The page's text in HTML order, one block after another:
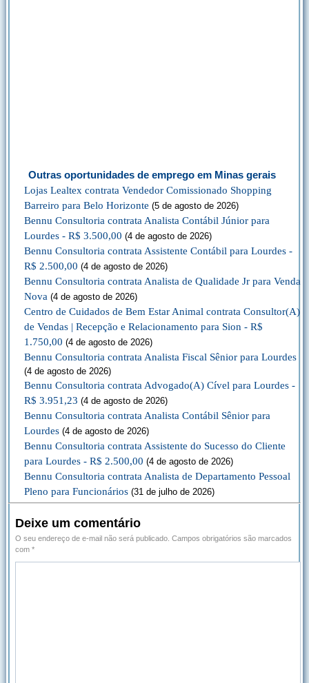
Outras oportunidades de emprego em Minas gerais
Lojas Lealtex contrata Vendedor Comissionado Shopping
Barreiro para Belo Horizonte (5 de agosto de 2026)
Bennu Consultoria contrata Analista Contábil Júnior para
Lourdes - R$ 3.500,00 (4 de agosto de 2026)
Bennu Consultoria contrata Assistente Contábil para Lourdes -
R$ 2.500,00 (4 de agosto de 2026)
Bennu Consultoria contrata Analista de Qualidade Jr para Venda
Nova (4 de agosto de 2026)
Centro de Cuidados de Bem Estar Animal contrata Consultor(A)
de Vendas | Recepção e Relacionamento para Sion - R$
1.750,00 (4 de agosto de 2026)
Bennu Consultoria contrata Analista Fiscal Sênior para Lourdes
(4 de agosto de 2026)
Bennu Consultoria contrata Advogado(A) Cível para Lourdes -
R$ 3.951,23 (4 de agosto de 2026)
Bennu Consultoria contrata Analista Contábil Sênior para
Lourdes (4 de agosto de 2026)
Bennu Consultoria contrata Assistente do Sucesso do Cliente
para Lourdes - R$ 2.500,00 (4 de agosto de 2026)
Bennu Consultoria contrata Analista de Departamento Pessoal
Pleno para Funcionários (31 de julho de 2026)
Deixe um comentário
O seu endereço de e-mail não será publicado. Campos obrigatórios são marcados
com *